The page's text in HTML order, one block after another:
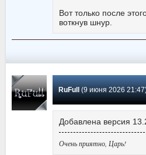
Вот только после
воткнув шнур.
RuFull (9 июня 2026 21:47)
Добавлена версия
Очень приятно, Царь!